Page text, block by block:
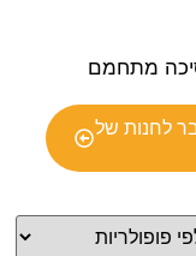
מתחמם
לחנות של